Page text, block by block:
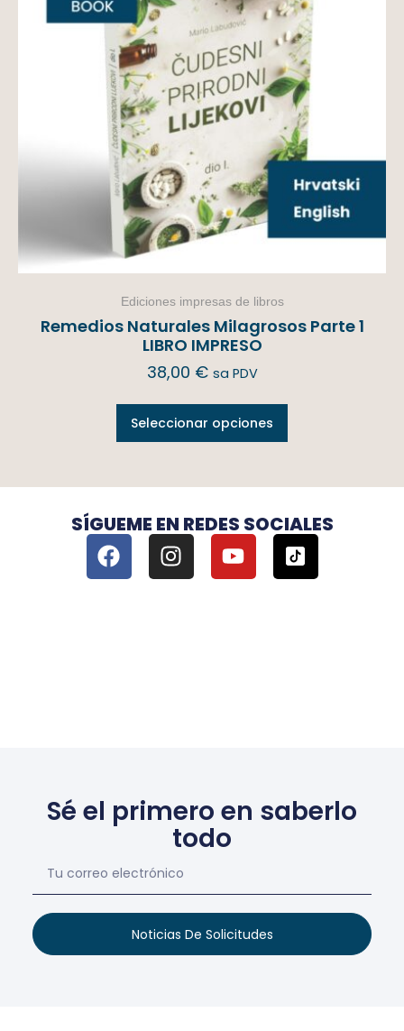
Ediciones impresas de libros
Remedios Naturales Milagrosos Parte 1
LIBRO IMPRESO
38,00 € sa PDV
Seleccionar opciones
SÍGUEME EN REDES SOCIALES
Sé el primero en saberlo
todo
Noticias De Solicitudes